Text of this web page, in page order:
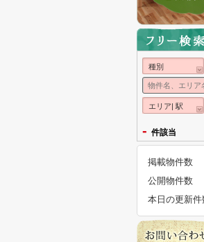
種別
エリア| 駅
- 件該当
掲載物件数
公開物件数
本日の更新件